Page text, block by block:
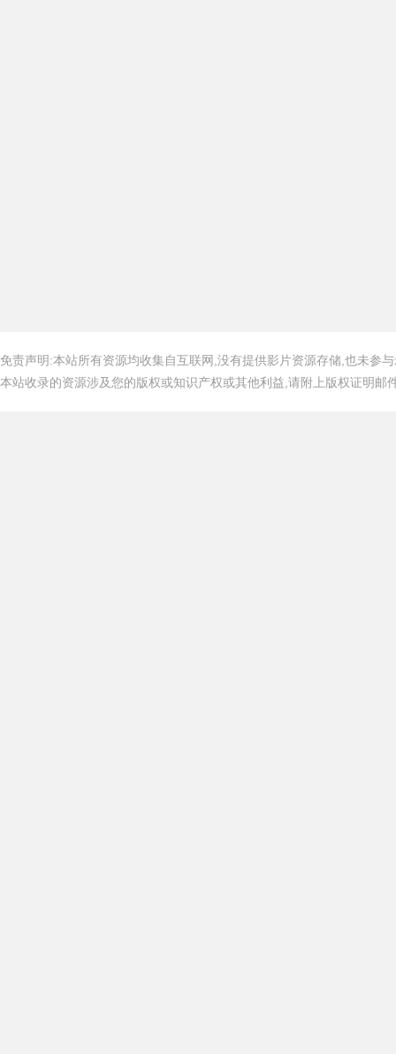
免责声明:本站所有资源均收集自互联网,没有提供影片资源存储,也未参
本站收录的资源涉及您的版权或知识产权或其他利益,请附上版权证明